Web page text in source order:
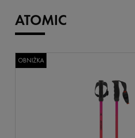
ATOMIC
OBNIŻKA